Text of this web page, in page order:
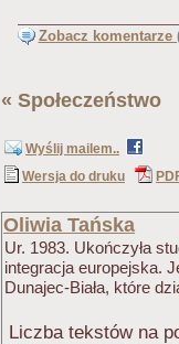
Zobacz komentarze
« Społeczeństwo
Wyślij mailem..
Wersja do druku
Oliwia Tańska
Ur. 1983. Ukończyła
integracja europejska.
Dunajec-Biała, które
Liczba tekstów na